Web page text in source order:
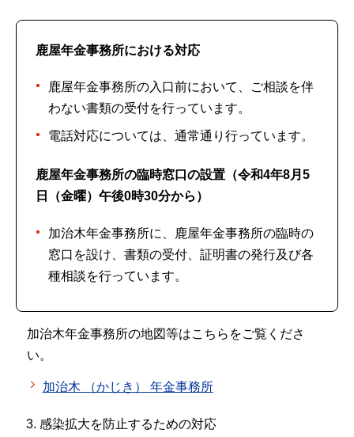
鹿屋年金事務所における対応
鹿屋年金事務所の入口前において、ご相談を伴
わない書類の受付を行っています。
電話対応については、通常通り行っています。
鹿屋年金事務所の臨時窓口の設置（令和4年8月5
日（金曜）午後0時30分から）
加治木年金事務所に、鹿屋年金事務所の臨時の
窓口を設け、書類の受付、証明書の発行及び各
種相談を行っています。
加治木年金事務所の地図等はこちらをご覧くださ
い。
加治木 （かじき） 年金事務所
感染拡大を防止するための対応